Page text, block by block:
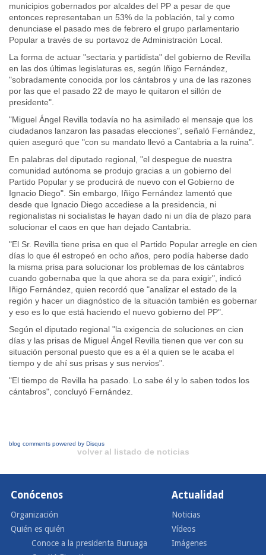
municipios gobernados por alcaldes del PP a pesar de que
entonces representaban un 53% de la población, tal y como
denunciase el pasado mes de febrero el grupo parlamentario
Popular a través de su portavoz de Administración Local.
La forma de actuar "sectaria y partidista" del gobierno de Revilla
en las dos últimas legislaturas es, según Iñigo Fernández,
"sobradamente conocida por los cántabros y una de las razones
por las que el pasado 22 de mayo le quitaron el sillón de
presidente".
"Miguel Ángel Revilla todavía no ha asimilado el mensaje que los
ciudadanos lanzaron las pasadas elecciones", señaló Fernández,
quien aseguró que "con su mandato llevó a Cantabria a la ruina".
En palabras del diputado regional, "el despegue de nuestra
comunidad autónoma se produjo gracias a un gobierno del
Partido Popular y se producirá de nuevo con el Gobierno de
Ignacio Diego". Sin embargo, Iñigo Fernández lamentó que
desde que Ignacio Diego accediese a la presidencia, ni
regionalistas ni socialistas le hayan dado ni un día de plazo para
solucionar el caos en que han dejado Cantabria.
"El Sr. Revilla tiene prisa en que el Partido Popular arregle en cien
días lo que él estropeó en ocho años, pero podía haberse dado
la misma prisa para solucionar los problemas de los cántabros
cuando gobernaba que la que ahora se da para exigir", indicó
Iñigo Fernández, quien recordó que "analizar el estado de la
región y hacer un diagnóstico de la situación también es gobernar
y eso es lo que está haciendo el nuevo gobierno del PP".
Según el diputado regional "la exigencia de soluciones en cien
días y las prisas de Miguel Ángel Revilla tienen que ver con su
situación personal puesto que es a él a quien se le acaba el
tiempo y de ahí sus prisas y sus nervios".
"El tiempo de Revilla ha pasado. Lo sabe él y lo saben todos los
cántabros", concluyó Fernández.
blog comments powered by Disqus
volver al listado de noticias
Conócenos
Organización
Quién es quién
Conoce a la presidenta Buruaga
Actualidad
Noticias
Vídeos
Imágenes